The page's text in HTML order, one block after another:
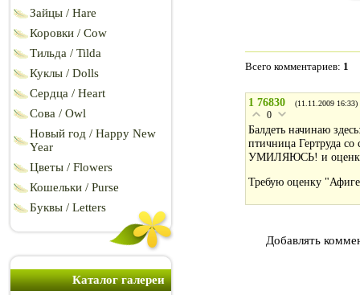
Зайцы / Hare
Коровки / Cow
Тильда / Tilda
Куклы / Dolls
Сердца / Heart
Сова / Owl
Новый год / Happy New
Year
Цветы / Flowers
Кошельки / Purse
Буквы / Letters
Каталог галереи
Всего комментариев: 1
1 76830 (11.11.2009 16:33)
0
Балдеть начинаю
птичница Гертруда
УМИЛЯЮСЬ! и оценки
Требую оценку
Добавлять